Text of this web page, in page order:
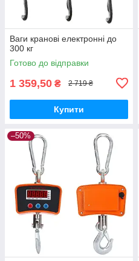
Ваги кранові електронні до
300 кг
Готово до відправки
1 359,50 ₴ 2 719 ₴
Купити
–50%